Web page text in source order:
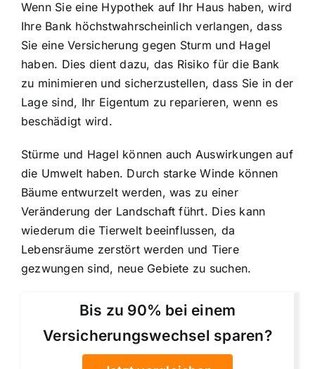
Wenn Sie eine Hypothek auf Ihr Haus haben, wird
Ihre Bank höchstwahrscheinlich verlangen, dass
Sie eine Versicherung gegen Sturm und Hagel
haben. Dies dient dazu, das Risiko für die Bank
zu minimieren und sicherzustellen, dass Sie in der
Lage sind, Ihr Eigentum zu reparieren, wenn es
beschädigt wird.
Stürme und Hagel können auch Auswirkungen auf
die Umwelt haben. Durch starke Winde können
Bäume entwurzelt werden, was zu einer
Veränderung der Landschaft führt. Dies kann
wiederum die Tierwelt beeinflussen, da
Lebensräume zerstört werden und Tiere
gezwungen sind, neue Gebiete zu suchen.
Bis zu 90% bei einem
Versicherungswechsel sparen?